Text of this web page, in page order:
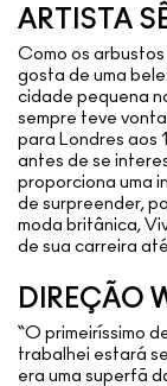
ARTISTA
Como os
gosta de uma
cidade pequena
sempre teve
para Londres aos
antes de se
proporciona uma
de surpreender,
moda britânica,
de sua carreira
DIREÇÃO
“O primeiríssimo
trabalhei estará
era uma superfã